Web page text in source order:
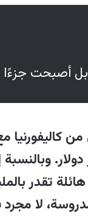
يمكن أن
الأمريكية
بل أصبحت
من
الثروة فوق
تقدر
لا